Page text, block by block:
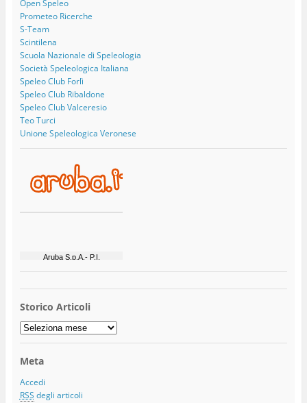
Open Speleo
Prometeo Ricerche
S-Team
Scintilena
Scuola Nazionale di Speleologia
Società Speleologica Italiana
Speleo Club Forlì
Speleo Club Ribaldone
Speleo Club Valceresio
Teo Turci
Unione Speleologica Veronese
Storico Articoli
Storico
Articoli
Meta
Accedi
RSS degli articoli